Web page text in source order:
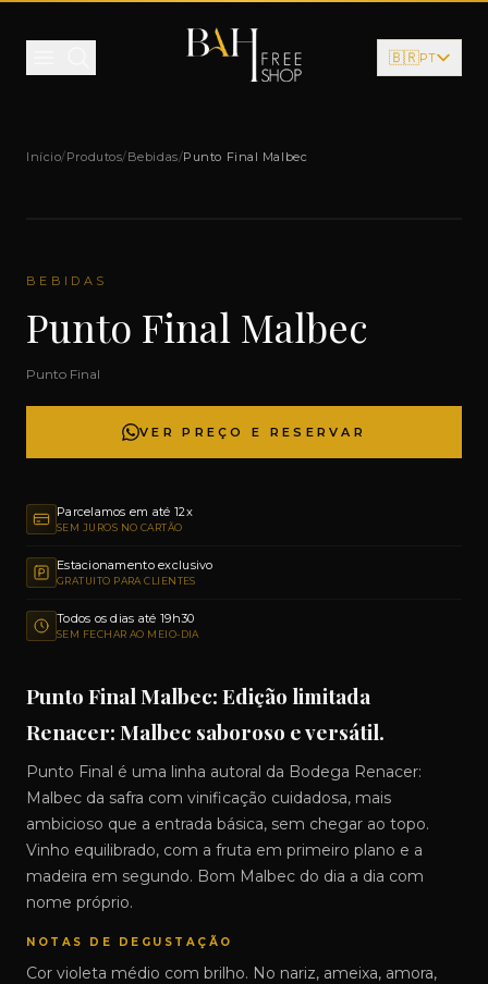
🇧🇷PT
Início/Produtos/Bebidas/Punto Final Malbec
BEBIDAS
Punto Final Malbec
Punto Final
VER PREÇO E RESERVAR
Parcelamos em até 12x
SEM JUROS NO CARTÃO
Estacionamento exclusivo
GRATUITO PARA CLIENTES
Todos os dias até 19h30
SEM FECHAR AO MEIO-DIA
Punto Final Malbec: Edição limitada
Renacer: Malbec saboroso e versátil.
Punto Final é uma linha autoral da Bodega Renacer:
Malbec da safra com vinificação cuidadosa, mais
ambicioso que a entrada básica, sem chegar ao topo.
Vinho equilibrado, com a fruta em primeiro plano e a
madeira em segundo. Bom Malbec do dia a dia com
nome próprio.
NOTAS DE DEGUSTAÇÃO
Cor violeta médio com brilho. No nariz, ameixa, amora,